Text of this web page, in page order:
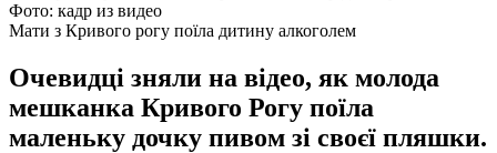
Фото: кадр из видео
Мати з Кривого рогу поїла дитину алкоголем
Очевидці зняли на відео, як молода
мешканка Кривого Рогу поїла
маленьку дочку пивом зі своєї пляшки.